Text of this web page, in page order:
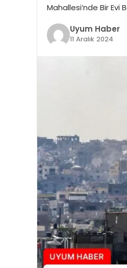
Mahallesi’nde Bir Evi
Uyum Haber
11 Aralık 2024